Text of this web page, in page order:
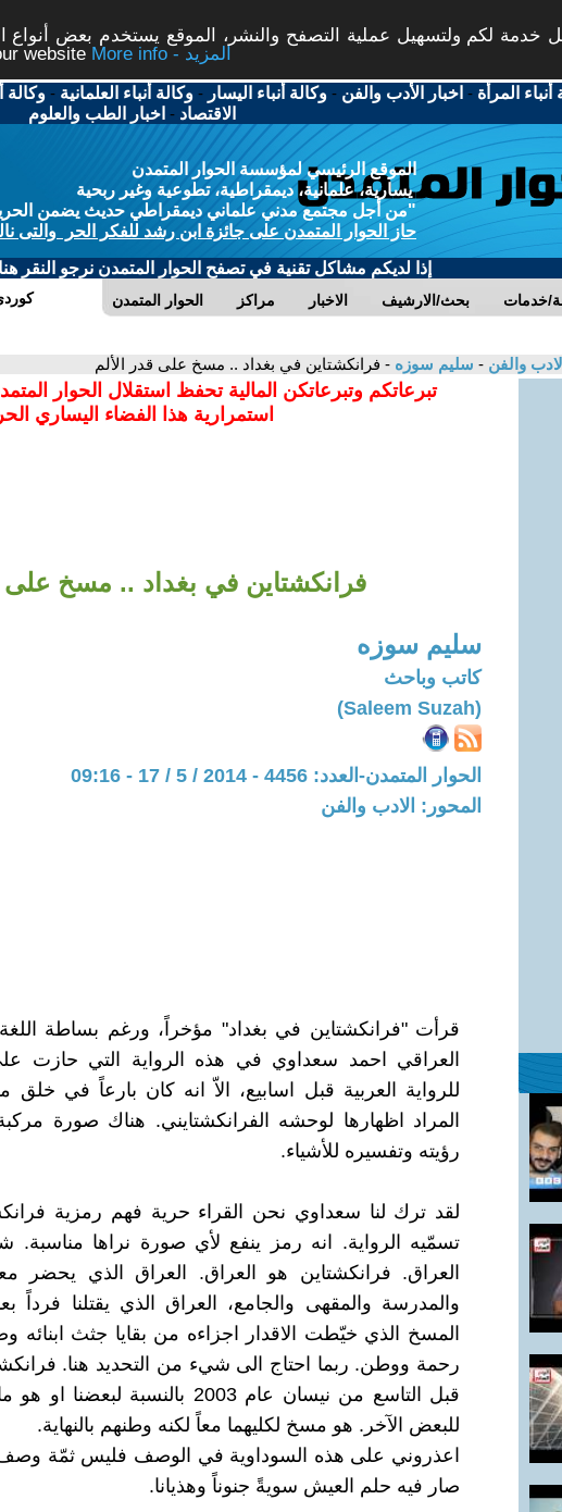
خدمة لكم ولتسهيل عملية التصفح والنشر، الموقع يستخدم بعض أنواع
website
More info - المزيد
أنباء المرأة - اخبار الأدب والفن -وكالة أنباء اليسار -وكالة أنباء العلمانية -وكالة
الاقتصاد - اخبار الطب والعلوم
الموقع الرئيسي لمؤسسة الحوار المتمدن
يسارية، علمانية، ديمقراطية، تطوعية وغير ربحية
"من أجل مجتمع مدني علماني ديمقراطي حديث يضمن الحرية
حاز الحوار المتمدن على جائزة ابن رشد للفكر الحر والتى
إذا لديكم مشاكل تقنية في تصفح الحوار المتمدن نرجو النقر
الحوار المتمدن مراكز الاخبار بحث/الارشيف خدمات
الادب والفن - سليم سوزه - فرانكشتاين في بغداد .. مسخ على قدر الألم
تبرعاتكم وتبرعاتكن المالية تحفظ استقلال الحوار
استمرارية هذا الفضاء اليساري الحر
فرانكشتاين في بغداد .. مسخ على
سليم سوزه
كاتب وباحث
(Saleem Suzah)
الحوار المتمدن-العدد: 4456 - 2014 / 5 / 17 - 09:16
المحور: الادب والفن
قرأت "فرانكشتاين في بغداد" مؤخراً، ورغم بساطة اللغة
العراقي احمد سعداوي في هذه الرواية التي حازت على
للرواية العربية قبل اسابيع، الاّ انه كان بارعاً في
المراد اظهارها لوحشه الفرانكشتايني. هناك صورة
رؤيته وتفسيره للأشياء.
لقد ترك لنا سعداوي نحن القراء حرية فهم رمزية
تسمّيه الرواية. انه رمز ينفع لأي صورة نراها مناسبة.
العراق. فرانكشتاين هو العراق. العراق الذي يحضر
والمدرسة والمقهى والجامع، العراق الذي يقتلنا فرداً
المسخ الذي خيّطت الاقدار اجزاءه من بقايا جثث ابنائه
رحمة ووطن. ربما احتاج الى شيء من التحديد هنا.
قبل التاسع من نيسان عام 2003
للبعض الآخر. هو مسخ لكليهما معاً لكنه وطنهم بالنهاية.
اعذروني على هذه السوداوية في الوصف فليس ثمّة
صار فيه حلم العيش سويةً جنوناً وهذيانا.